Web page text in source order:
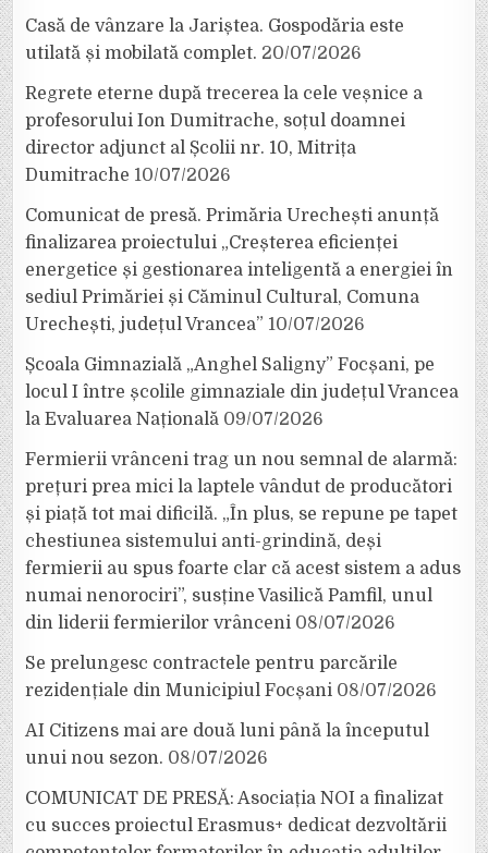
Casă de vânzare la Jariștea. Gospodăria este
utilată și mobilată complet. 20/07/2026
Regrete eterne după trecerea la cele veșnice a
profesorului Ion Dumitrache, soțul doamnei
director adjunct al Școlii nr. 10, Mitrița
Dumitrache 10/07/2026
Comunicat de presă. Primăria Urechești anunță
finalizarea proiectului „Creșterea eficienței
energetice și gestionarea inteligentă a energiei în
sediul Primăriei și Căminul Cultural, Comuna
Urechești, județul Vrancea” 10/07/2026
Școala Gimnazială „Anghel Saligny” Focșani, pe
locul I între școlile gimnaziale din județul Vrancea
la Evaluarea Națională 09/07/2026
Fermierii vrânceni trag un nou semnal de alarmă:
prețuri prea mici la laptele vândut de producători
și piață tot mai dificilă. „În plus, se repune pe tapet
chestiunea sistemului anti-grindină, deși
fermierii au spus foarte clar că acest sistem a adus
numai nenorociri”, susține Vasilică Pamfil, unul
din liderii fermierilor vrânceni 08/07/2026
Se prelungesc contractele pentru parcările
rezidențiale din Municipiul Focșani 08/07/2026
AI Citizens mai are două luni până la începutul
unui nou sezon. 08/07/2026
COMUNICAT DE PRESĂ: Asociația NOI a finalizat
cu succes proiectul Erasmus+ dedicat dezvoltării